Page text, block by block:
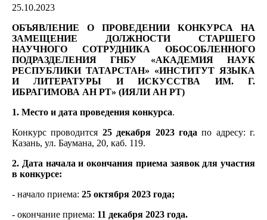
25.10.2023
ОБЪЯВЛЕНИЕ О ПРОВЕДЕНИИ КОНКУРСА НА
ЗАМЕЩЕНИЕ ДОЛЖНОСТИ СТАРШЕГО
НАУЧНОГО СОТРУДНИКА ОБОСОБЛЕННОГО
ПОДРАЗДЕЛЕНИЯ ГНБУ «АКАДЕМИЯ НАУК
РЕСПУБЛИКИ ТАТАРСТАН» «ИНСТИТУТ ЯЗЫКА
И ЛИТЕРАТУРЫ И ИСКУССТВА ИМ. Г.
ИБРАГИМОВА АН РТ» (ИЯЛИ АН РТ)
1. Место и дата проведения конкурса.
Конкурс проводится 25 декабря 2023 года по адресу: г.
Казань, ул. Баумана, 20, каб. 119.
2. Дата начала и окончания приема заявок для участия
в конкурсе:
- начало приема: 25 октября 2023 года;
- окончание приема: 11 декабря 2023 года.